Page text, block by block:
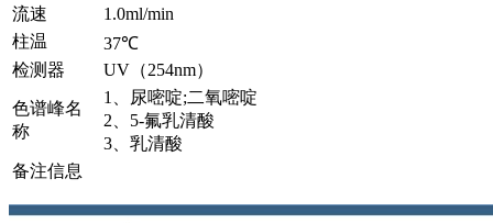
流速
1.0ml/min
柱温
37℃
检测器
UV（254nm）
色谱峰名
称
1、尿嘧啶;二氧嘧啶
2、5-氟乳清酸
3、乳清酸
备注信息